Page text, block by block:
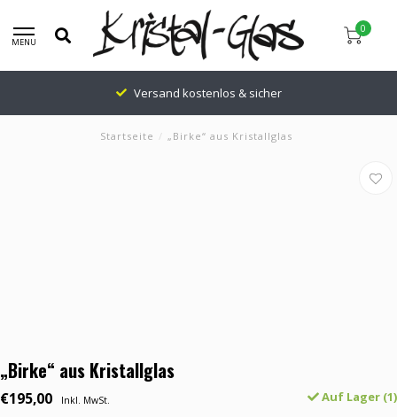
MENU
0
Versand kostenlos & sicher
Startseite / „Birke“ aus Kristallglas
„Birke“ aus Kristallglas
€195,00 Inkl. MwSt. Auf Lager (1)